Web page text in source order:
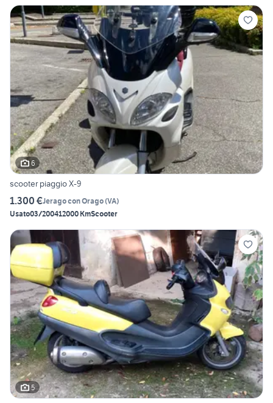
6
scooter piaggio X-9
1.300 €Jerago con Orago(VA)
Usato03/200412000 KmScooter
5